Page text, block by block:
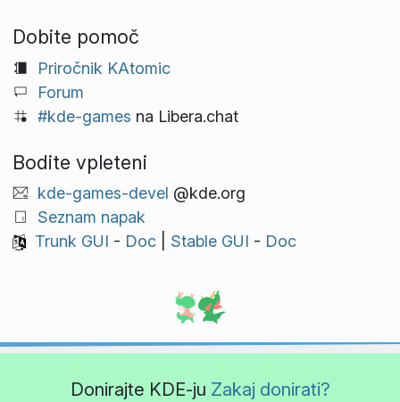
Dobite pomoč
Priročnik KAtomic
Forum
#kde-games na Libera.chat
Bodite vpleteni
kde-games-devel @kde.org
Seznam napak
Trunk GUI - Doc| Stable GUI - Doc
Donirajte KDE-ju Zakaj donirati?